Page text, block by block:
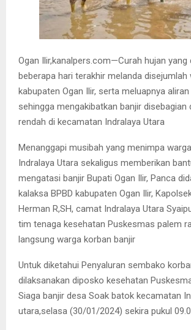
Ogan Ilir,kanalpers.com—Curah hujan yang
beberapa hari terakhir melanda disejumlah
kabupaten Ogan Ilir, serta meluapnya
sehingga mengakibatkan banjir disebagian
rendah di kecamatan Indralaya Utara
Menanggapi musibah yang menimpa
Indralaya Utara sekaligus memberikan
mengatasi banjir Bupati Ogan Ilir, Panca
kalaksa BPBD kabupaten Ogan Ilir,
Herman R,SH, camat Indralaya Utara
tim tenaga kesehatan Puskesmas palem
langsung warga korban banjir
Untuk diketahui Penyaluran sembako
dilaksanakan diposko kesehatan
Siaga banjir desa Soak batok kecamatan
utara,selasa (30/01/2024) sekira pukul